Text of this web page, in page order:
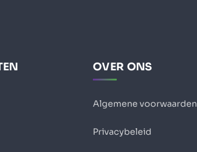
OVER ONS
Algemene voorwaarden
Privacybeleid